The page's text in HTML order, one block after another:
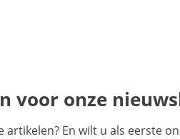
voor onze
En wilt u als eerste